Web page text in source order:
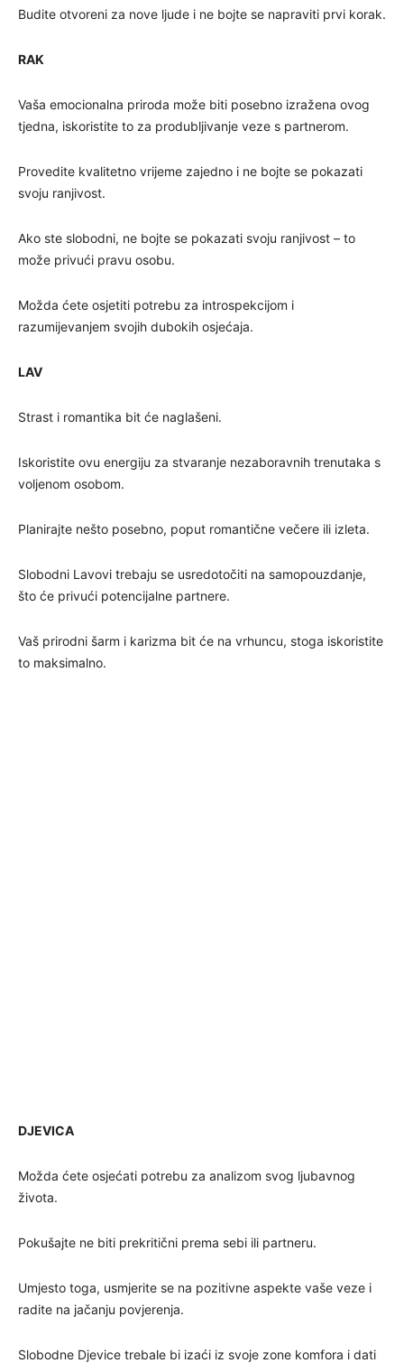
Budite otvoreni za nove ljude i ne bojte se napraviti prvi korak.
RAK
Vaša emocionalna priroda može biti posebno izražena ovog
tjedna, iskoristite to za produbljivanje veze s partnerom.
Provedite kvalitetno vrijeme zajedno i ne bojte se pokazati
svoju ranjivost.
Ako ste slobodni, ne bojte se pokazati svoju ranjivost – to
može privući pravu osobu.
Možda ćete osjetiti potrebu za introspekcijom i
razumijevanjem svojih dubokih osjećaja.
LAV
Strast i romantika bit će naglašeni.
Iskoristite ovu energiju za stvaranje nezaboravnih trenutaka s
voljenom osobom.
Planirajte nešto posebno, poput romantične večere ili izleta.
Slobodni Lavovi trebaju se usredotočiti na samopouzdanje,
što će privući potencijalne partnere.
Vaš prirodni šarm i karizma bit će na vrhuncu, stoga iskoristite
to maksimalno.
DJEVICA
Možda ćete osjećati potrebu za analizom svog ljubavnog
života.
Pokušajte ne biti prekritični prema sebi ili partneru.
Umjesto toga, usmjerite se na pozitivne aspekte vaše veze i
radite na jačanju povjerenja.
Slobodne Djevice trebale bi izaći iz svoje zone komfora i dati